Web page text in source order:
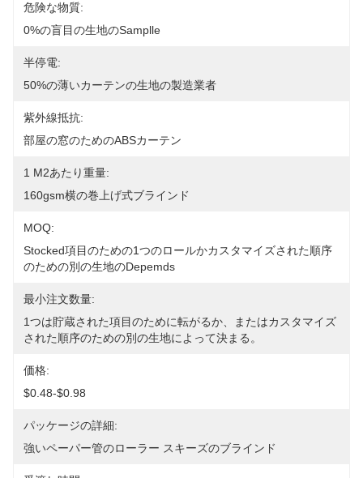
危険な物質:
0%の盲目の生地のsamplle
半停電:
50%の薄いカーテンの生地の製造業者
紫外線抵抗:
部屋の窓のためのABSカーテン
1 M2あたり重量:
160gsm横の巻上げ式ブラインド
MOQ:
Stocked項目のための1つのロールかカスタマイズされた順序
のための別の生地のDepemds
最小注文数量:
1つは貯蔵された項目のために転がるか、またはカスタマイズ
された順序のための別の生地によって決まる。
価格:
$0.48-$0.98
パッケージの詳細:
強いペーパー管のローラー スキーズのブラインド